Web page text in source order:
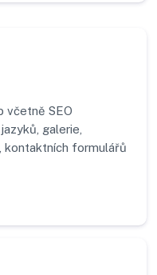
včetně SEO
galerie,
kontaktních formulářů